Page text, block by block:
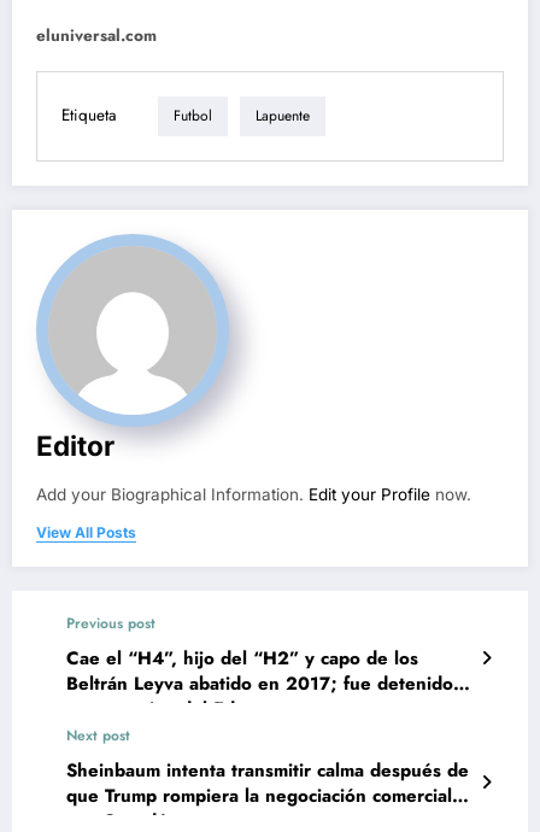
eluniversal.com
Etiqueta Futbol Lapuente
Editor
Add your Biographical Information. Edit your Profile now.
View All Posts
Previous post
Cae el “H4”, hijo del “H2” y capo de los
Beltrán Leyva abatido en 2017; fue detenido
en operativo del Edomex
Next post
Sheinbaum intenta transmitir calma después de
que Trump rompiera la negociación comercial
con Canadá